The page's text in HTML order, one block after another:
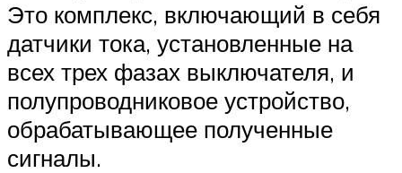
Это комплекс, включающий в себя
датчики тока, установленные на
всех трех фазах выключателя, и
полупроводниковое устройство,
обрабатывающее полученные
сигналы.